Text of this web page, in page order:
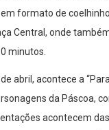
formato de
Central, onde
minutos.
abril, acontece a
da Páscoa,
acontecem